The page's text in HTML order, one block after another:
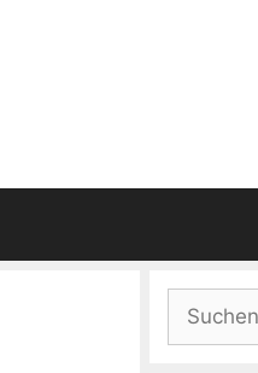
Suchen
nach: